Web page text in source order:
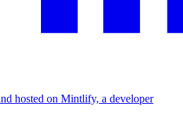
hosted on Mintlify, a developer